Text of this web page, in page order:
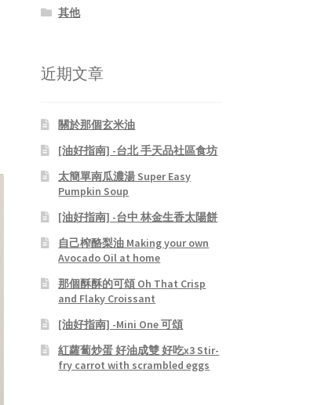
其他
近期文章
關於那個玄米油
[油好指南] -台北 手天品社區食坊
太簡單南瓜濃湯 Super Easy
Pumpkin Soup
[油好指南] -台中 林金生香太陽餅
自己榨酪梨油 Making your own
Avocado Oil at home
那個酥酥的可頌 Oh That Crisp
and Flaky Croissant
[油好指南] -Mini One 可頌
紅蘿蔔炒蛋 好油成雙 好吃x3 Stir-
fry carrot with scrambled eggs